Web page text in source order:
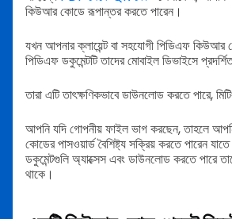
কিউআর কোডে রূপান্তর করতে পারেন।
যখন আপনার ক্লায়েন্ট বা সহযোগী পিডিএফ কিউআর
পিডিএফ ডকুমেন্টটি তাদের মোবাইল ডিভাইসে
তারা এটি তাৎক্ষণিকভাবে ডাউনলোড করতে পারে,
আপনি যদি গোপনীয় ফাইল ভাগ করছেন, তাহলে
কোডের পাসওয়ার্ড বৈশিষ্ট্য সক্রিয় করতে পারেন
ডকুমেন্টগুলি অ্যাক্সেস এবং ডাউনলোড করতে পারে
থাকে।